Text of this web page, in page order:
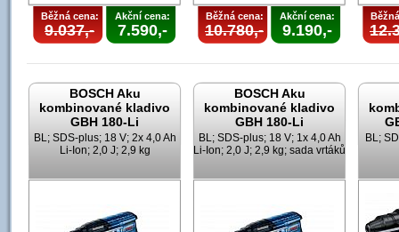
Běžná cena:
9.037,-
Akční cena:
7.590,-
Běžná cena:
10.780,-
Akční cena:
9.190,-
BOSCH Aku
kombinované kladivo
GBH 180-Li
BL; SDS-plus; 18 V; 2x 4,0 Ah
Li-Ion; 2,0 J; 2,9 kg
BOSCH Aku
kombinované kladivo
GBH 180-Li
BL; SDS-plus; 18 V; 1x 4,0 Ah
Li-Ion; 2,0 J; 2,9 kg; sada vrtáků
BL;